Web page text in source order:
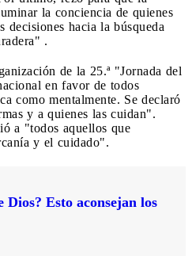
la conciencia de quienes
decisiones hacia la búsqueda
.
de la 25.ª "Jornada del
en favor de todos
como mentalmente. Se declaró
y a quienes las cuidan".
a "todos aquellos que
y el cuidado".
Esto aconsejan los